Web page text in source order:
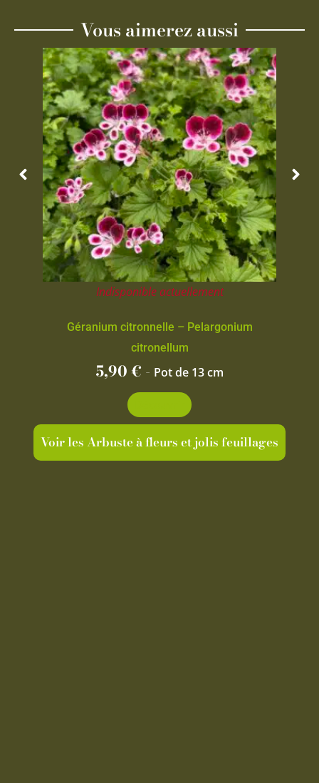
Vous aimerez aussi
Indisponible actuellement
Géranium citronnelle – Pelargonium
citronellum
5,90€ - Pot de 13 cm
Voir les Arbuste à fleurs et jolis feuillages